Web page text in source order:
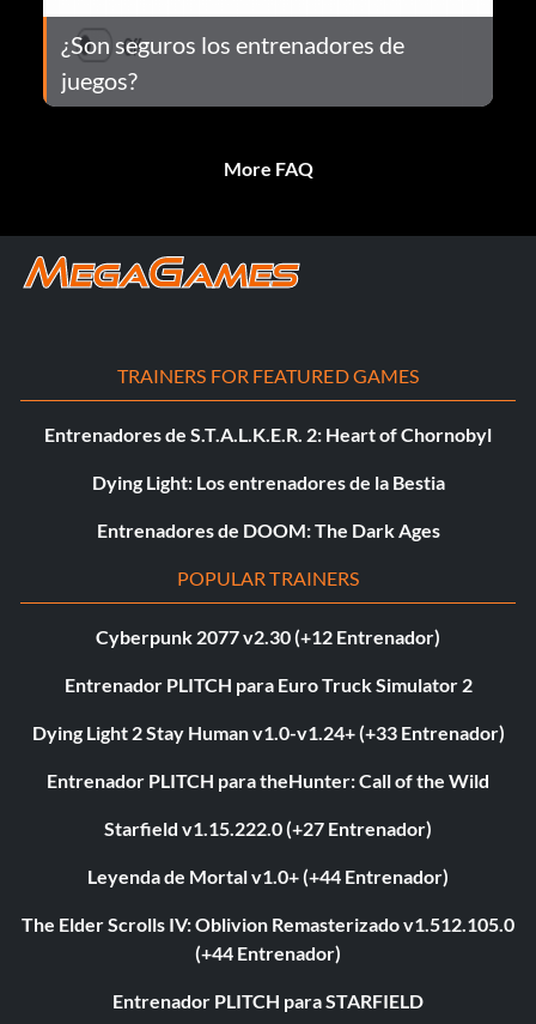
¿Son seguros los entrenadores de
juegos?
More FAQ
TRAINERS FOR FEATURED GAMES
Entrenadores de S.T.A.L.K.E.R. 2: Heart of Chornobyl
Dying Light: Los entrenadores de la Bestia
Entrenadores de DOOM: The Dark Ages
POPULAR TRAINERS
Cyberpunk 2077 v2.30 (+12 Entrenador)
Entrenador PLITCH para Euro Truck Simulator 2
Dying Light 2 Stay Human v1.0-v1.24+ (+33 Entrenador)
Entrenador PLITCH para theHunter: Call of the Wild
Starfield v1.15.222.0 (+27 Entrenador)
Leyenda de Mortal v1.0+ (+44 Entrenador)
The Elder Scrolls IV: Oblivion Remasterizado v1.512.105.0
(+44 Entrenador)
Entrenador PLITCH para STARFIELD